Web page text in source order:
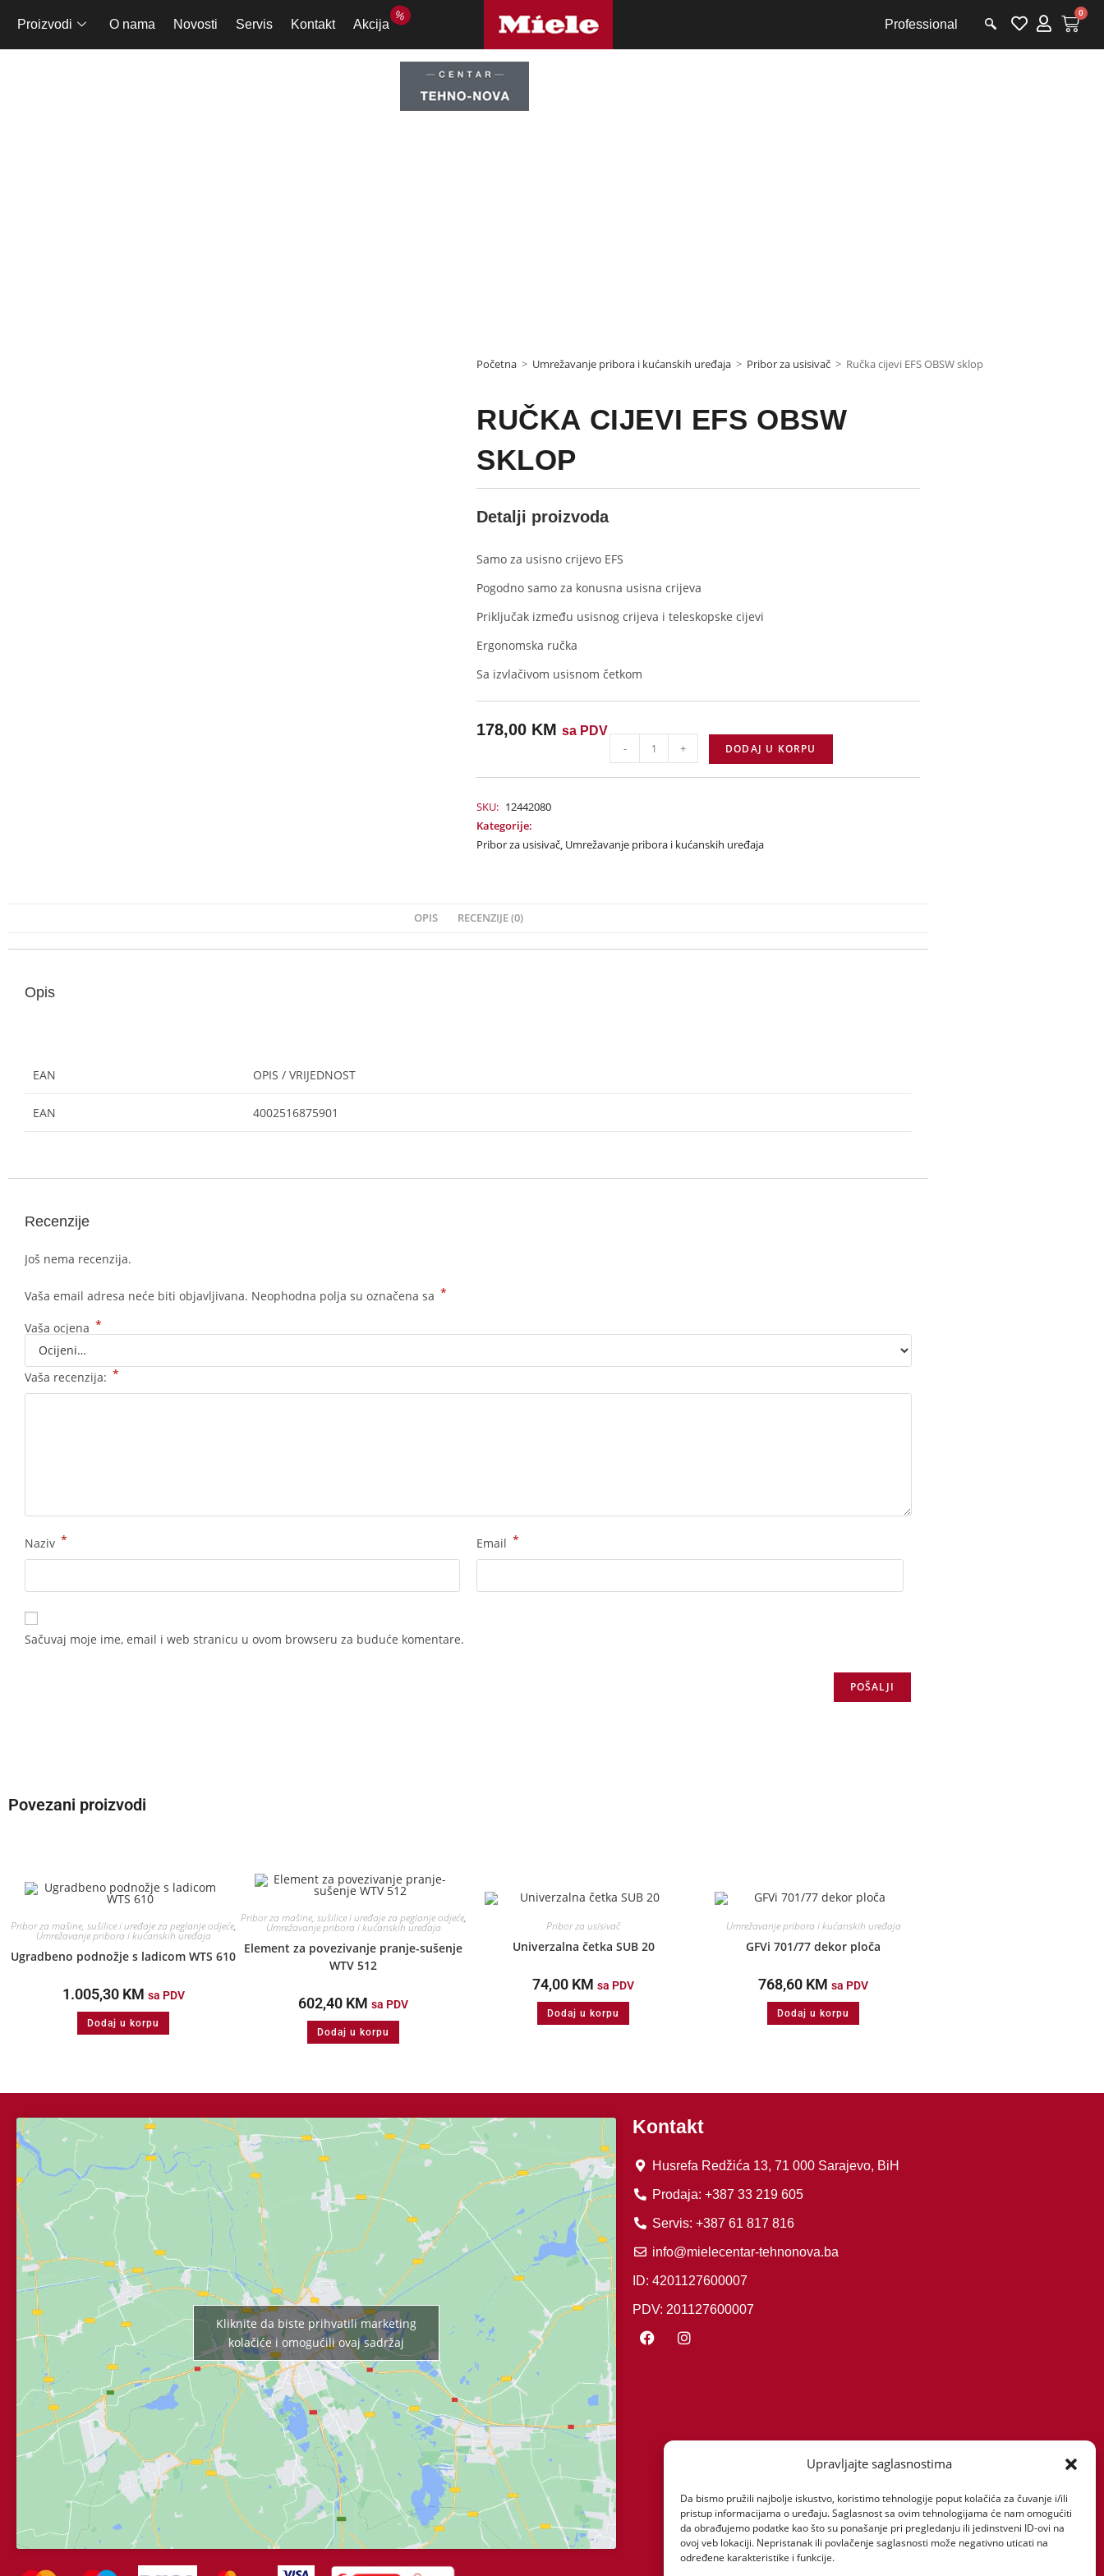
Upravljajte saglasnostima
Da bismo pružili najbolje iskustvo, koristimo tehnologije poput kolačića za čuvanje i/ili
pristup informacijama o uređaju. Saglasnost sa ovim tehnologijama će nam omogućiti
da obrađujemo podatke kao što su ponašanje pri pregledanju ili jedinstveni ID-ovi na
ovoj veb lokaciji. Nepristanak ili povlačenje saglasnosti može negativno uticati na
određene karakteristike i funkcije.
Proizvodi O nama Novosti Servis Kontakt Akcija
%
Professional
0
Početna > Umrežavanje pribora i kućanskih uređaja > Pribor za usisivač > Ručka cijevi EFS OBSW sklop
RUČKA CIJEVI EFS OBSW
SKLOP
Detalji proizvoda
Samo za usisno crijevo EFS
Pogodno samo za konusna usisna crijeva
Priključak između usisnog crijeva i teleskopske cijevi
Ergonomska ručka
Sa izvlačivom usisnom četkom
178,00 KM sa PDV
- + DODAJ U KORPU
SKU: 12442080
Kategorije:
Pribor za usisivač, Umrežavanje pribora i kućanskih uređaja
OPIS RECENZIJE (0)
Opis
EAN OPIS / VRIJEDNOST
EAN 4002516875901
Recenzije
Još nema recenzija.
Vaša email adresa neće biti objavljivana. Neophodna polja su označena sa *
Vaša ocjena *
Vaša recenzija: *
Naziv * Email *
Sačuvaj moje ime, email i web stranicu u ovom browseru za buduće komentare.
Povezani proizvodi
Pribor za mašine, sušilice i uređaje za peglanje odjeće,
Umrežavanje pribora i kućanskih uređaja
Ugradbeno podnožje s ladicom WTS 610
1.005,30 KM sa PDV
Dodaj u korpu
Pribor za mašine, sušilice i uređaje za peglanje odjeće,
Umrežavanje pribora i kućanskih uređaja
Element za povezivanje pranje-sušenje
WTV 512
602,40 KM sa PDV
Dodaj u korpu
Pribor za usisivač
Univerzalna četka SUB 20
74,00 KM sa PDV
Dodaj u korpu
Umrežavanje pribora i kućanskih uređaja
GFVi 701/77 dekor ploča
768,60 KM sa PDV
Dodaj u korpu
Kliknite da biste prihvatili marketing
kolačiće i omogućili ovaj sadržaj
Kontakt
Husrefa Redžića 13, 71 000 Sarajevo, BiH
Prodaja: +387 33 219 605
Servis: +387 61 817 816
info@mielecentar-tehnonova.ba
ID: 4201127600007
PDV: 201127600007